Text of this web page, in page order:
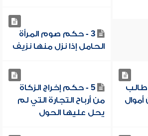
3 - حكم صوم المرأة
الحامل إذا نزل منها نزيف
طالب
أموال
5 - حكم إخراج الزكاة
من أرباح التجارة التي لم
يحل عليها الحول